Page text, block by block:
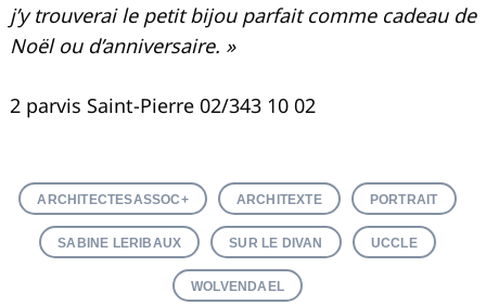
j’y trouverai le petit bijou parfait comme cadeau de
Noël ou d’anniversaire. »
2 parvis Saint-Pierre 02/343 10 02
ARCHITECTESASSOC+ ARCHITEXTE PORTRAIT
SABINE LERIBAUX SUR LE DIVAN UCCLE
WOLVENDAEL